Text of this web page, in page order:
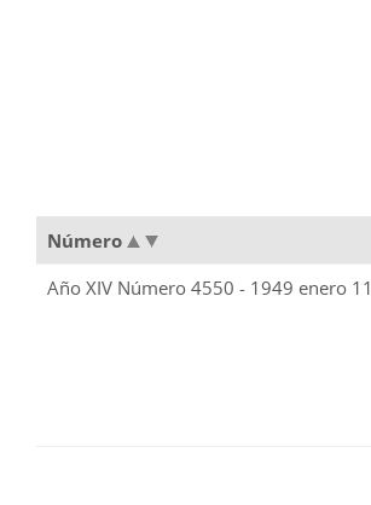
Número
Año XIV Número 4550 - 1949 enero 11